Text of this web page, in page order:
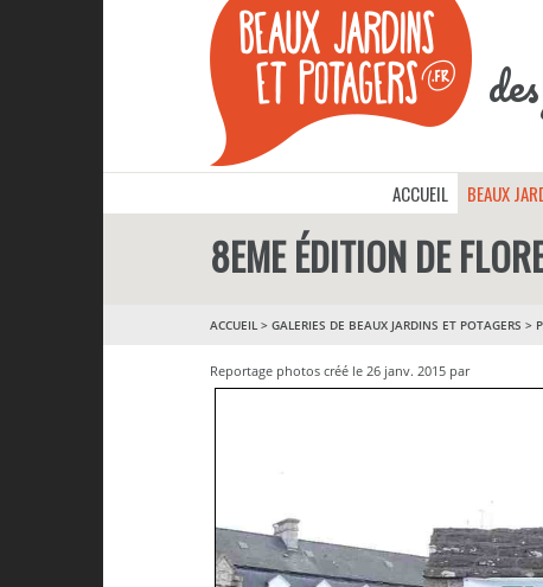
ACCUEIL BEAUX
8EME ÉDITION DE
ACCUEIL > GALERIES DE BEAUX JARDINS ET POTAGERS >
Reportage photos créé le 26 janv. 2015 par